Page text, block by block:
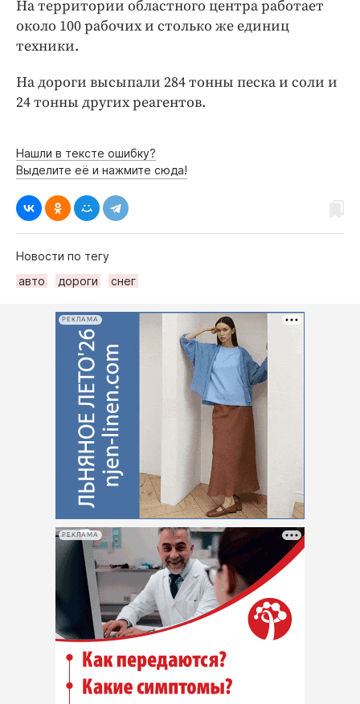
Клиника года
Бренд года
На территории областного центра работает
около 100 рабочих и столько же единиц
техники.
На дороги высыпали 284 тонны песка и соли и
24 тонны других реагентов.
Нашли в тексте ошибку?
Выделите её и нажмите сюда!
Новости по тегу
авто
дороги снег
РЕКЛАМА
РЕКЛАМА